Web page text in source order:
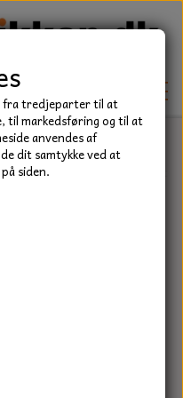
OG
& havemaskiner
fra tredjeparter til at
til markedsføring og til at
anvendes af
dit samtykke ved at
siden.